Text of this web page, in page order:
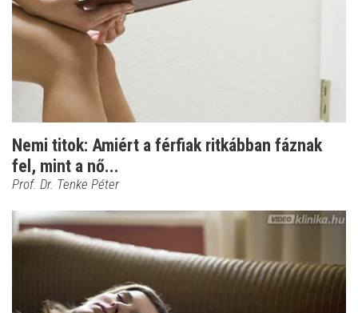
Nemi titok: Amiért a férfiak ritkábban fáznak
fel, mint a nő...
Prof. Dr. Tenke Péter